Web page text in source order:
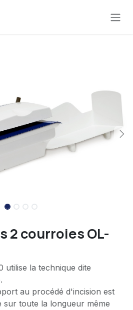
2 courroies OL-
utilise la technique dite
au procédé d'incision est
toute la longueur même